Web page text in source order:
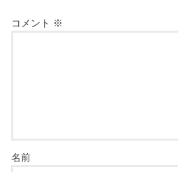
コメント ※
名前